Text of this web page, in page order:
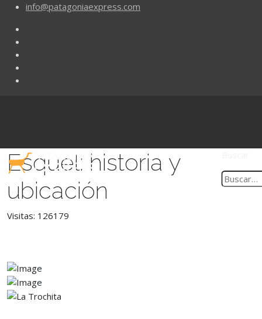
info@patagoniaexpress.com
Esquel: historia y
ubicación
Visitas: 126179